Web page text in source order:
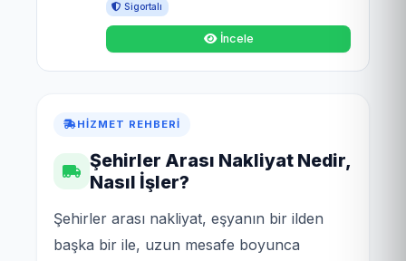
Sigortalı
İncele
HIZMET REHBERI
Şehirler Arası Nakliyat Nedir,
Nasıl İşler?
Şehirler arası nakliyat, eşyanın bir ilden
başka bir ile, uzun mesafe boyunca